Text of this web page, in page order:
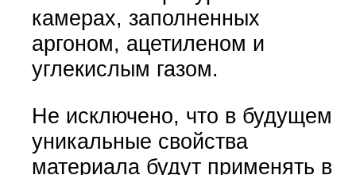
камерах, заполненных
аргоном, ацетиленом и
углекислым газом.
Не исключено, что в будущем
уникальные свойства
материала будут применять в